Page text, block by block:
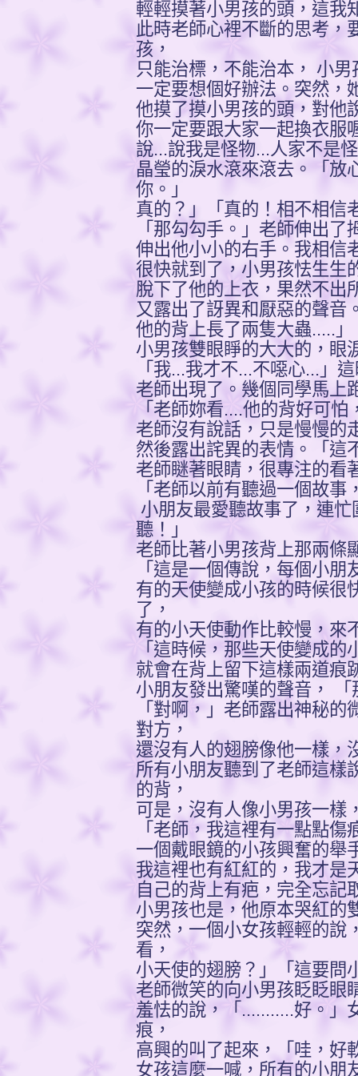
輕輕摸著小男孩的頭，這我
此時老師心裡不斷的思考，
孩，
只能治標，不能治本， 小
一定要想個好辦法。突然，
他摸了摸小男孩的頭，對他
你一定要跟大家一起換衣服
說...說我是怪物...人家不是
晶瑩的淚水滾來滾去。「放
你。」
真的？」「真的！相不相信
「那勾勾手。」老師伸出
伸出他小小的右手。我相信
很快就到了，小男孩怯生生
脫下了他的上衣，果然不出
又露出了訝異和厭惡的聲音
他的背上長了兩隻大蟲.....
小男孩雙眼睜的大大的，眼
「我...我才不...不噁心...」
老師出現了。幾個同學馬上
「老師妳看....他的背好可
老師沒有說話，只是慢慢的
然後露出詫異的表情。「這
老師瞇著眼睛，很專注的看
「老師以前有聽過一個故
小朋友最愛聽故事了，連
聽！」
老師比著小男孩背上那兩條
「這是一個傳說，每個小
有的天使變成小孩的時候很
了，
有的小天使動作比較慢，來
「這時候，那些天使變成的
就會在背上留下這樣兩道痕
小朋友發出驚嘆的聲音，
「對啊，」老師露出神秘
對方，
還沒有人的翅膀像他一樣，
所有小朋友聽到了老師這樣
的背，
可是，沒有人像小男孩一樣
「老師，我這裡有一點點傷
一個戴眼鏡的小孩興奮的舉
我這裡也有紅紅的，我才是
自己的背上有疤，完全忘記
小男孩也是，他原本哭紅的
突然，一個小女孩輕輕的說
看，
小天使的翅膀？」「這要問
老師微笑的向小男孩眨眨眼
羞怯的說，「...........好。」
痕，
高興的叫了起來，「哇，好
女孩這麼一喊，所有的小朋